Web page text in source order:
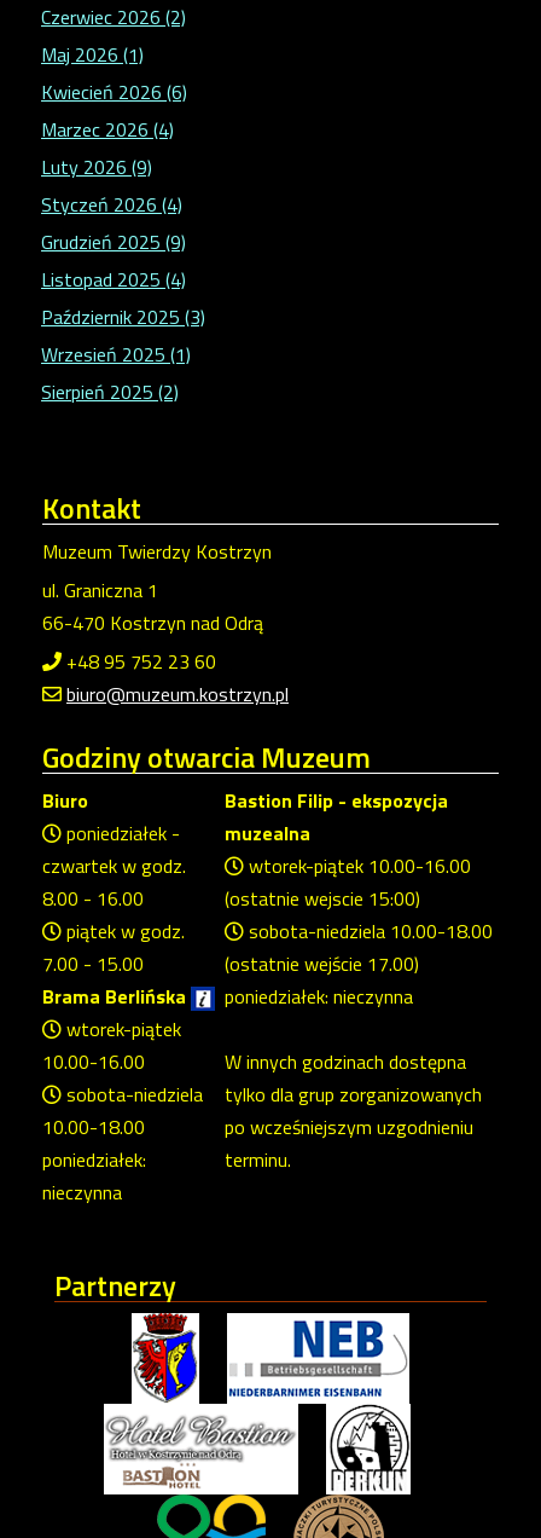
Czerwiec 2026 (2)
Maj 2026 (1)
Kwiecień 2026 (6)
Marzec 2026 (4)
Luty 2026 (9)
Styczeń 2026 (4)
Grudzień 2025 (9)
Listopad 2025 (4)
Październik 2025 (3)
Wrzesień 2025 (1)
Sierpień 2025 (2)
Kontakt
Muzeum Twierdzy Kostrzyn
ul. Graniczna 1
66-470 Kostrzyn nad Odrą
+48 95 752 23 60
biuro@muzeum.kostrzyn.pl
Godzinyotwarcia Muzeum
Biuro
poniedziałek -
czwartek w godz.
8.00 - 16.00
piątek w godz.
7.00 - 15.00
Brama Berlińska
wtorek-piątek
10.00-16.00
sobota-niedziela
10.00-18.00
poniedziałek:
nieczynna
Bastion Filip - ekspozycja
muzealna
wtorek-piątek 10.00-16.00
(ostatnie wejscie 15:00)
sobota-niedziela 10.00-18.00
(ostatnie wejście 17.00)
poniedziałek: nieczynna
W innych godzinach dostępna
tylko dla grup zorganizowanych
po wcześniejszym uzgodnieniu
terminu.
Partnerzy